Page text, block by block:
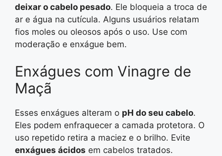
deixar o cabelo pesado. Ele bloqueia a troca de
ar e água na cutícula. Alguns usuários relatam
fios moles ou oleosos após o uso. Use com
moderação e enxágue bem.
Enxágues com Vinagre de
Maçã
Esses enxágues alteram o pH do seu cabelo.
Eles podem enfraquecer a camada protetora. O
uso repetido retira a maciez e o brilho. Evite
enxágues ácidos em cabelos tratados.